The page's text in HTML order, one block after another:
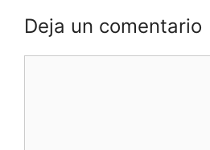
Deja un comentario